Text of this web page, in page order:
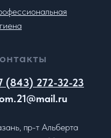
(843) 272-32-23
пр-т Альберта